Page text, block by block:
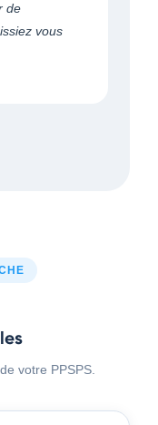
de
vous
votre PPSPS.